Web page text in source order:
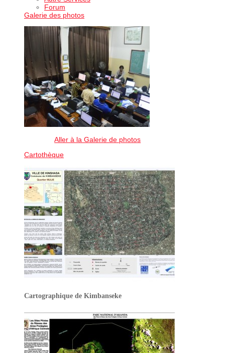
Forum
Galerie des photos
Aller à la Galerie de photos
Cartothèque
Cartographique de Kimbanseke